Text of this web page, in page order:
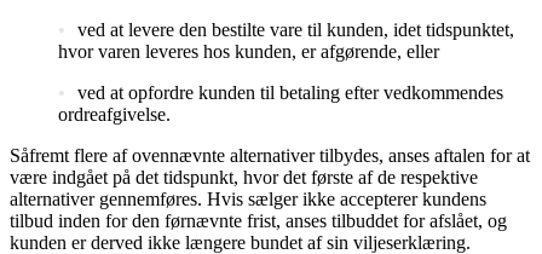
ved at levere den bestilte vare til kunden, idet tidspunktet,
hvor varen leveres hos kunden, er afgørende, eller
ved at opfordre kunden til betaling efter vedkommendes
ordreafgivelse.
Såfremt flere af ovennævnte alternativer tilbydes, anses aftalen for at
være indgået på det tidspunkt, hvor det første af de respektive
alternativer gennemføres. Hvis sælger ikke accepterer kundens
tilbud inden for den førnævnte frist, anses tilbuddet for afslået, og
kunden er derved ikke længere bundet af sin viljeserklæring.